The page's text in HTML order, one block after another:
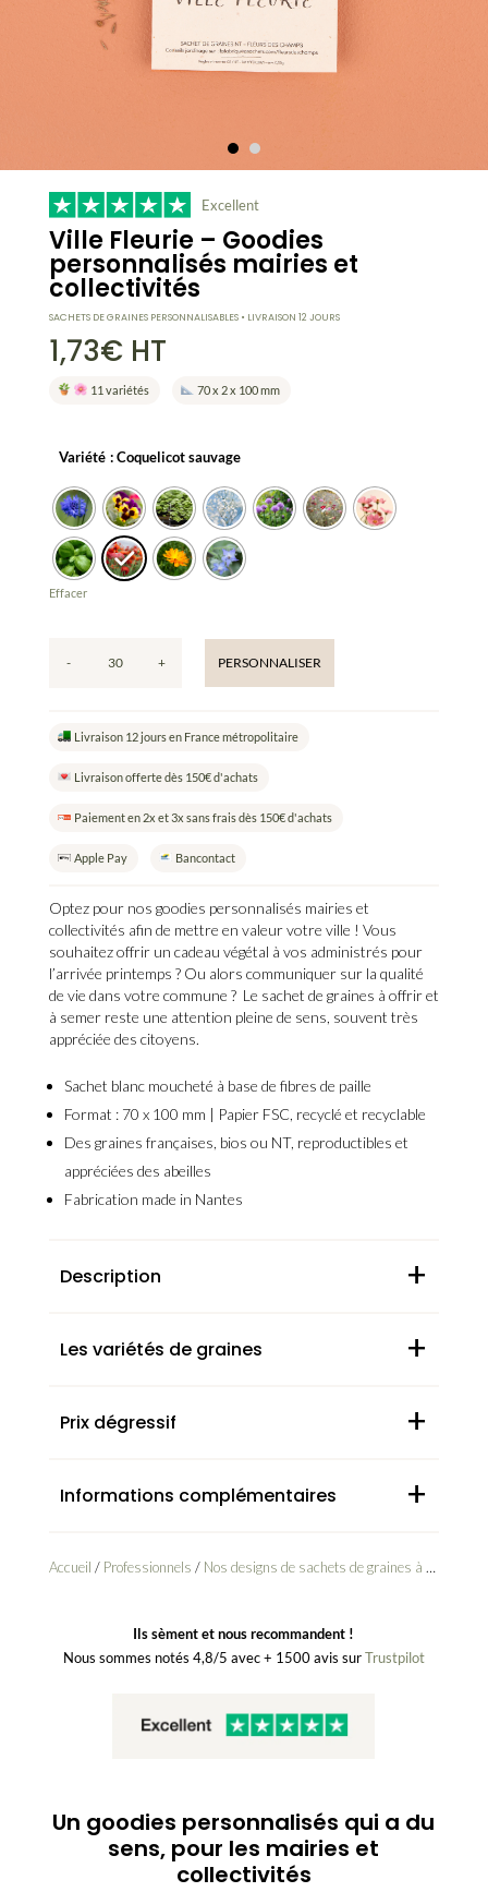
Excellent
Ville Fleurie – Goodies
personnalisés mairies et
collectivités
SACHETS DE GRAINES PERSONNALISABLES • LIVRAISON 12 JOURS
1,73€ HT
11 variétés 70 x 2 x 100 mm
Optez pour nos goodies personnalisés mairies et
collectivités afin de mettre en valeur votre ville ! Vous
souhaitez offrir un cadeau végétal à vos administrés pour
l’arrivée printemps ? Ou alors communiquer sur la qualité
de vie dans votre commune ? Le sachet de graines à offrir et
à semerreste une attention pleine de sens, souvent très
appréciée des citoyens.
Sachet blanc moucheté à base de fibres de paille
Format : 70 x 100 mm | Papier FSC, recyclé et recyclable
Des graines françaises, bios ou NT, reproductibles et
appréciées des abeilles
Fabrication made in Nantes
Variété : Coquelicot sauvage
Effacer
Livraison 12 jours en France métropolitaire
Livraison offerte dès 150€ d'achats
Paiement en 2x et 3x sans frais dès 150€ d'achats
Apple Pay Bancontact
-
Fleurie
personnalisés
et
+ PERSONNALISER
Description +
Les variétés de graines +
Prix dégressif +
Informations complémentaires +
Accueil / Professionnels / Nos designs de sachets de graines à personnaliser pour les professionnels
Ils sèment et nous recommandent !
Nous sommes notés 4,8/5 avec + 1500 avis surTrustpilot
Un goodies personnalisés qui a du
sens, pour les mairies et
collectivités